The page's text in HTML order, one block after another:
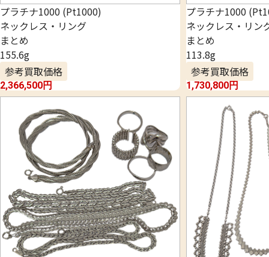
プラチナ1000 (Pt1000)
ネックレス・リング
まとめ
155.6g
参考買取価格
2,366,500円
プラチナ1000
ネックレス・リン
まとめ
113.8g
参考買取価格
1,730,800円